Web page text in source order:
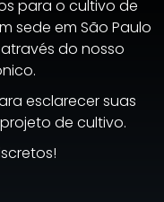
para o cultivo de
sede em São Paulo
do nosso
esclarecer suas
de cultivo.